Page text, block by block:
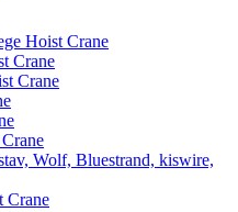
Hoist Crane
Crane
Crane
Wolf, Bluestrand, kiswire,
Crane